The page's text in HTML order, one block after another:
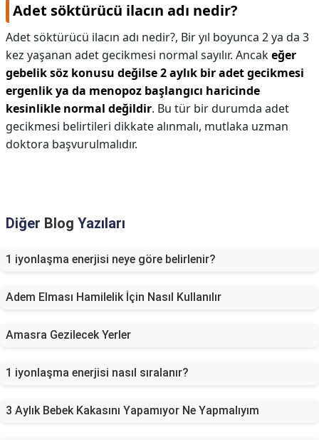
Adet söktürücü ilacın adı nedir?
Adet söktürücü ilacın adı nedir?, Bir yıl boyunca 2 ya da 3
kez yaşanan adet gecikmesi normal sayılır. Ancakeğer
gebelik söz konusu değilse 2 aylık bir adet gecikmesi
ergenlik ya da menopoz başlangıcı haricinde
kesinlikle normal değildir. Bu tür bir durumda adet
gecikmesi belirtileri dikkate alınmalı, mutlaka uzman
doktora başvurulmalıdır.
Diğer Blog Yazıları
1 iyonlaşma enerjisi neye göre belirlenir?
Adem Elması Hamilelik İçin Nasıl Kullanılır
Amasra Gezilecek Yerler
1 iyonlaşma enerjisi nasıl sıralanır?
3 Aylık Bebek Kakasını Yapamıyor Ne Yapmalıyım